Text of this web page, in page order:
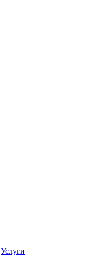
Услуги